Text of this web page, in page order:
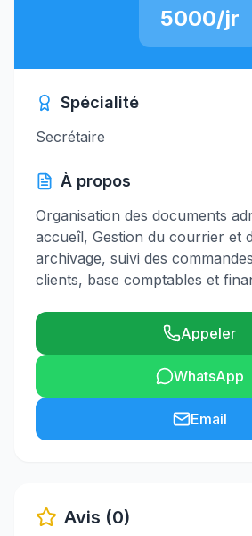
5000/jr
Spécialité
Secrétaire
À propos
Organisation des documents
accueîl, Gestion du courrier et
archivage, suivi des
clients, base comptables et
Appeler
WhatsApp
Email
Avis (0)